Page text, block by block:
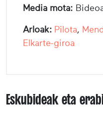
Media mota:
Arloak: Pilota,
Elkarte-giroa
Eskubideak eta